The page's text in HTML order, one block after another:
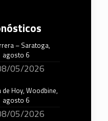
– Saratoga,
agosto 6
05/2026
de Hoy, Woodbine,
agosto 6
05/2026